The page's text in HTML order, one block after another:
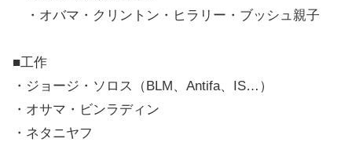
・オバマ・クリントン・ヒラリー・ブッシュ親子
■工作
・ジョージ・ソロス（BLM、Antifa、IS…）
・オサマ・ビンラディン
・ネタニヤフ